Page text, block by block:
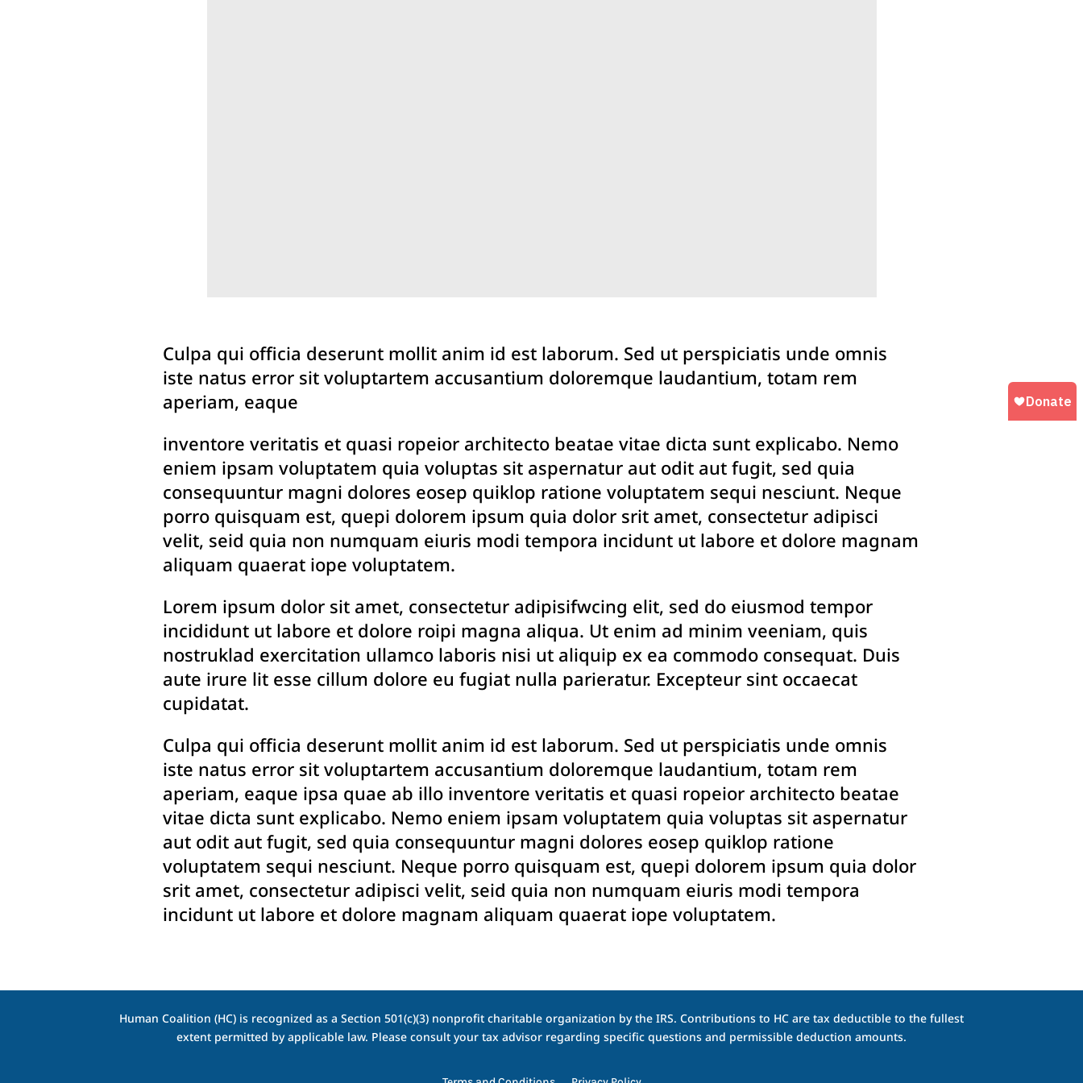
Culpa qui officia deserunt mollit anim id est laborum. Sed ut perspiciatis unde omnis
iste natus error sit voluptartem accusantium doloremque laudantium, totam rem
aperiam, eaque
inventore veritatis et quasi ropeior architecto beatae vitae dicta sunt explicabo. Nemo
eniem ipsam voluptatem quia voluptas sit aspernatur aut odit aut fugit, sed quia
consequuntur magni dolores eosep quiklop ratione voluptatem sequi nesciunt. Neque
porro quisquam est, quepi dolorem ipsum quia dolor srit amet, consectetur adipisci
velit, seid quia non numquam eiuris modi tempora incidunt ut labore et dolore magnam
aliquam quaerat iope voluptatem.
Lorem ipsum dolor sit amet, consectetur adipisifwcing elit, sed do eiusmod tempor
incididunt ut labore et dolore roipi magna aliqua. Ut enim ad minim veeniam, quis
nostruklad exercitation ullamco laboris nisi ut aliquip ex ea commodo consequat. Duis
aute irure lit esse cillum dolore eu fugiat nulla parieratur. Excepteur sint occaecat
cupidatat.
Culpa qui officia deserunt mollit anim id est laborum. Sed ut perspiciatis unde omnis
iste natus error sit voluptartem accusantium doloremque laudantium, totam rem
aperiam, eaque ipsa quae ab illo inventore veritatis et quasi ropeior architecto beatae
vitae dicta sunt explicabo. Nemo eniem ipsam voluptatem quia voluptas sit aspernatur
aut odit aut fugit, sed quia consequuntur magni dolores eosep quiklop ratione
voluptatem sequi nesciunt. Neque porro quisquam est, quepi dolorem ipsum quia dolor
srit amet, consectetur adipisci velit, seid quia non numquam eiuris modi tempora
incidunt ut labore et dolore magnam aliquam quaerat iope voluptatem.
Human Coalition (HC) is recognized as a Section 501(c)(3) nonprofit charitable organization by the IRS. Contributions to HC are tax deductible to the fullest
extent permitted by applicable law. Please consult your tax advisor regarding specific questions and permissible deduction amounts.